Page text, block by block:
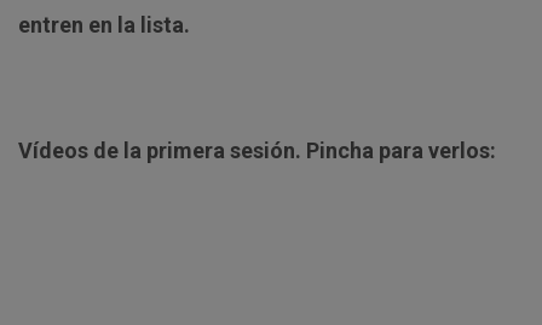
entren en la lista.
Vídeos de la primera sesión. Pincha para verlos: